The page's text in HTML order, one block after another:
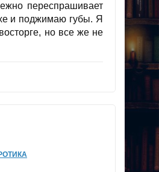
переспрашивает
и поджимаю губы. Я
но все же не